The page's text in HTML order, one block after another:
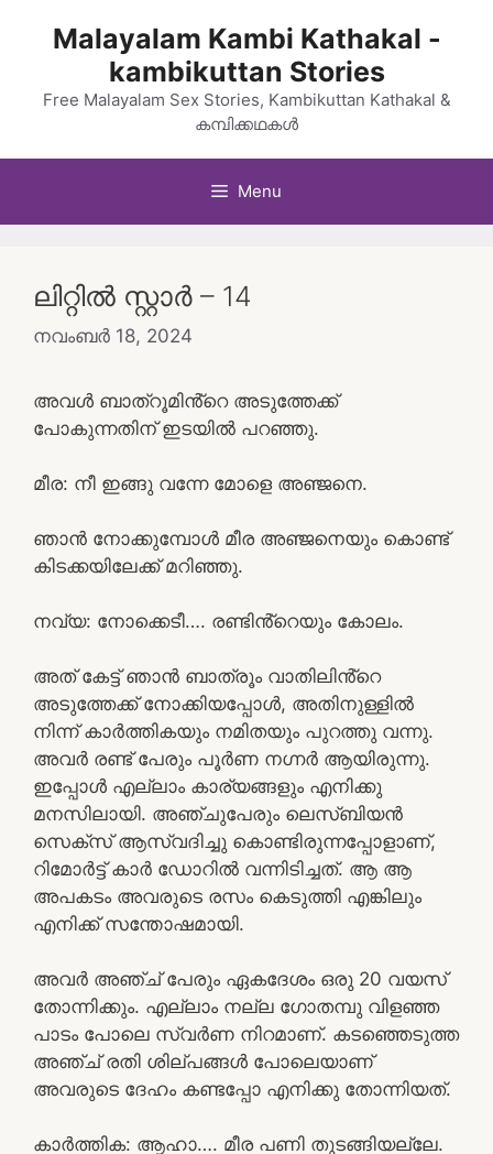
Malayalam Kambi Kathakal -
kambikuttan Stories
Free Malayalam Sex Stories, Kambikuttan Kathakal &
കമ്പിക്കഥകൾ
Menu
ലിറ്റിൽ സ്റ്റാർ – 14
നവംബർ 18, 2024
അവൾ ബാത്‌റൂമിൻ്റെ അടുത്തേക്ക്
പോകുന്നതിന് ഇടയിൽ പറഞ്ഞു.
മീര: നീ ഇങ്ങു വന്നേ മോളെ അഞ്ജനെ.
ഞാൻ നോക്കുമ്പോൾ മീര അഞ്ജനെയും കൊണ്ട്
കിടക്കയിലേക്ക് മറിഞ്ഞു.
നവ്യ: നോക്കെടീ…. രണ്ടിൻ്റെയും കോലം.
അത് കേട്ട് ഞാൻ ബാത്രൂം വാതിലിൻ്റെ
അടുത്തേക്ക് നോക്കിയപ്പോൾ, അതിനുള്ളിൽ
നിന്ന് കാർത്തികയും നമിതയും പുറത്തു വന്നു.
അവർ രണ്ട് പേരും പൂർണ നഗ്നർ ആയിരുന്നു.
ഇപ്പോൾ എല്ലാം കാര്യങ്ങളും എനിക്കു
മനസിലായി. അഞ്ചുപേരും ലെസ്ബിയൻ
സെക്സ് ആസ്വദിച്ചു കൊണ്ടിരുന്നപ്പോളാണ്,
റിമോർട്ട് കാർ ഡോറിൽ വന്നിടിച്ചത്. ആ ആ
അപകടം അവരുടെ രസം കെടുത്തി എങ്കിലും
എനിക്ക് സന്തോഷമായി.
അവർ അഞ്ച് പേരും ഏകദേശം ഒരു 20 വയസ്
തോന്നിക്കും. എല്ലാം നല്ല ഗോതമ്പു വിളഞ്ഞ
പാടം പോലെ സ്വർണ നിറമാണ്. കടഞ്ഞെടുത്ത
അഞ്ച് രതി ശില്പങ്ങൾ പോലെയാണ്
അവരുടെ ദേഹം കണ്ടപ്പോ എനിക്കു തോന്നിയത്.
കാർത്തിക: ആഹാ…. മീര പണി തുടങ്ങിയല്ലേ.